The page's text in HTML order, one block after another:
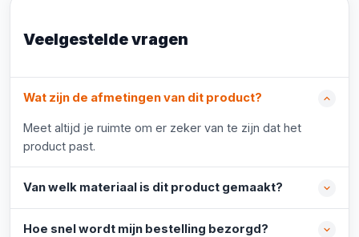
Veelgestelde vragen
Wat zijn de afmetingen van dit product?
Meet altijd je ruimte om er zeker van te zijn dat het
product past.
Van welk materiaal is dit product gemaakt?
Hoe snel wordt mijn bestelling bezorgd?